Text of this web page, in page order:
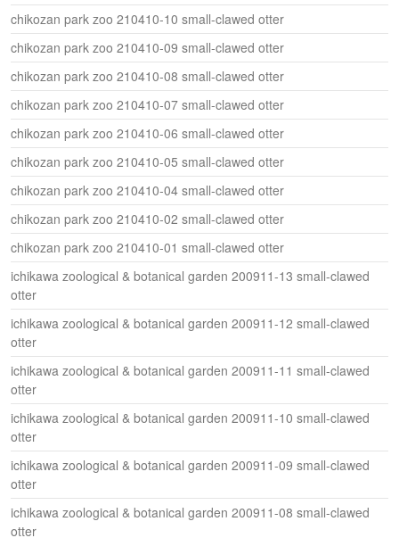
chikozan park zoo 210410-10 small-clawed otter
chikozan park zoo 210410-09 small-clawed otter
chikozan park zoo 210410-08 small-clawed otter
chikozan park zoo 210410-07 small-clawed otter
chikozan park zoo 210410-06 small-clawed otter
chikozan park zoo 210410-05 small-clawed otter
chikozan park zoo 210410-04 small-clawed otter
chikozan park zoo 210410-02 small-clawed otter
chikozan park zoo 210410-01 small-clawed otter
ichikawa zoological & botanical garden 200911-13 small-clawed
otter
ichikawa zoological & botanical garden 200911-12 small-clawed
otter
ichikawa zoological & botanical garden 200911-11 small-clawed
otter
ichikawa zoological & botanical garden 200911-10 small-clawed
otter
ichikawa zoological & botanical garden 200911-09 small-clawed
otter
ichikawa zoological & botanical garden 200911-08 small-clawed
otter